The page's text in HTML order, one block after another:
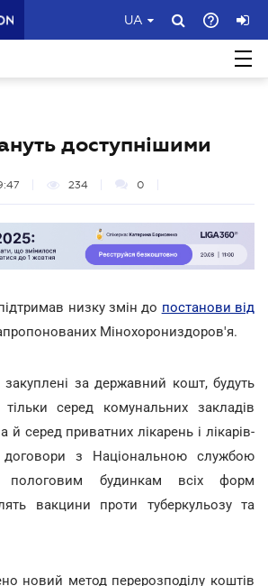
UA
доступнішими
234 0
низку змін до постанови від
Мінохорониздоров'я.
за державний кошт, будуть
тільки серед комунальних закладів
серед приватних лікарень і лікарів-
з Національною службою
пологовим будинкам всіх форм
вакцини проти туберкульозу та
новий метод перерозподілу коштів